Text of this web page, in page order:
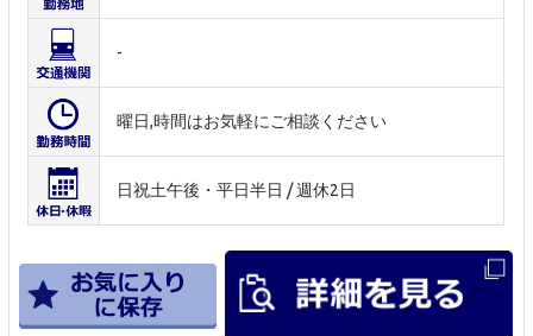
-
曜日,時間はお気軽にご相談ください
日祝土午後・平日半日 / 週休2日